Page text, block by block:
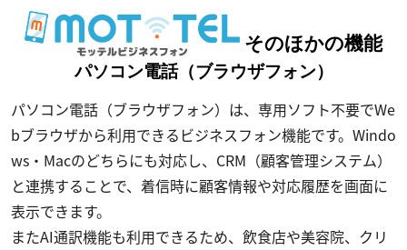
そのほかの機能
パソコン電話（ブラウザフォン）
パソコン電話（ブラウザフォン）は、専用ソフト不要でWe
bブラウザから利用できるビジネスフォン機能です。Windo
ws・Macのどちらにも対応し、CRM（顧客管理システム）
と連携することで、着信時に顧客情報や対応履歴を画面に
表示できます。
またAI通訳機能も利用できるため、飲食店や美容院、クリ